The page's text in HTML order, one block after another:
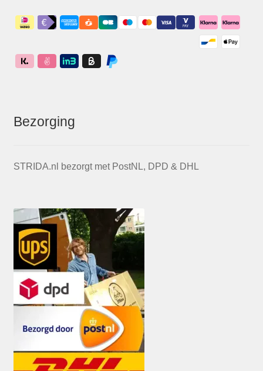
Bezorging
STRIDA.nl bezorgt met PostNL, DPD & DHL